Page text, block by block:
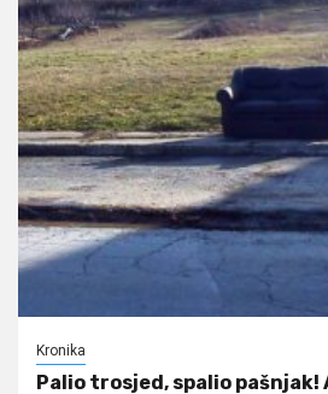
Kronika
Palio trosjed, spalio pašnjak!